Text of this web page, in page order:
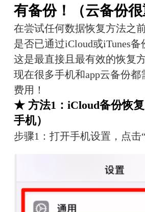
有备份！（云备份很
在尝试任何数据恢复方法之
是否已通过iCloud或iTunes备
这是最直接且最有效的恢复
现在很多手机和app云备份都
费用！
★ 方法1：iCloud备份恢
手机）
步骤1：打开手机设置，点击“